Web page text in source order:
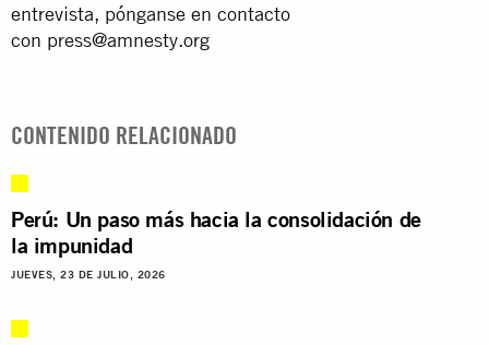
entrevista, pónganse en contacto
con press@amnesty.org
CONTENIDO RELACIONADO
Perú: Un paso más hacia la consolidación de
la impunidad
JUEVES, 23 DE JULIO, 2026